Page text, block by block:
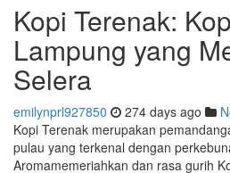
Kopi Terenak:
Lampung yang
Selera
emilynprl927850 274 days ago
Kopi Terenak merupakan
pulau yang terkenal dengan
Aromamemeriahkan dan rasa gurih